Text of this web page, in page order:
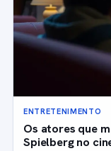
ENTRETENIMENTO
Os atores que
Spielberg no